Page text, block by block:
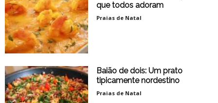
que todos adoram
Praias de Natal
Baião de dois: Um prato
tipicamente nordestino
Praias de Natal